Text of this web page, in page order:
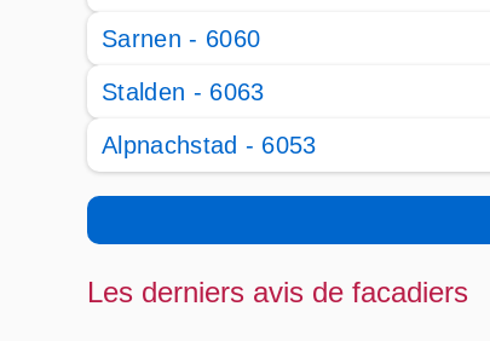
Sarnen - 6060
Stalden - 6063
Alpnachstad - 6053
Les derniers avis de facadiers